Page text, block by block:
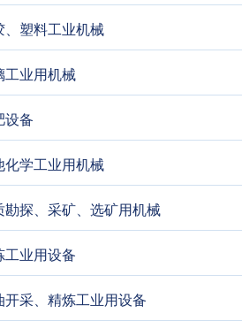
、塑料工业机械
工业用机械
设备
化学工业用机械
勘探、采矿、选矿用机械
工业用设备
开采、精炼工业用设备